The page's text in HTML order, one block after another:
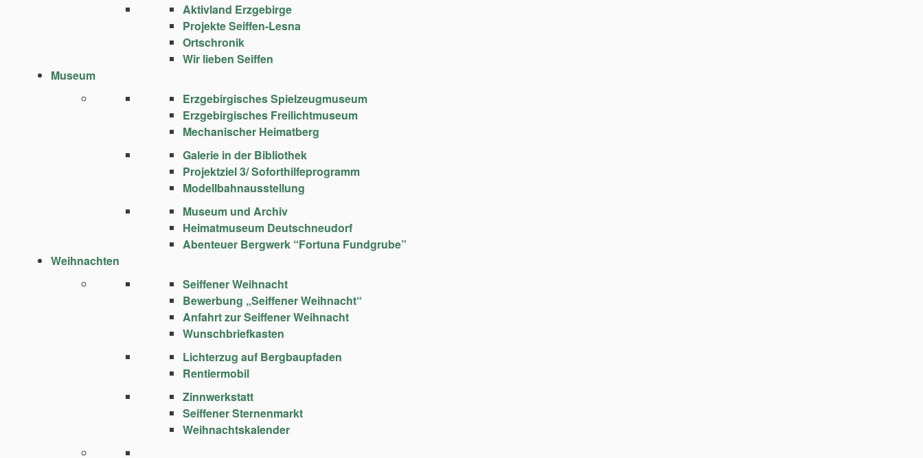
Aktivland Erzgebirge
Projekte Seiffen-Lesna
Ortschronik
Wir lieben Seiffen
Museum
Erzgebirgisches Spielzeugmuseum
Erzgebirgisches Freilichtmuseum
Mechanischer Heimatberg
Galerie in der Bibliothek
Projektziel 3/ Soforthilfeprogramm
Modellbahnausstellung
Museum und Archiv
Heimatmuseum Deutschneudorf
Abenteuer Bergwerk “Fortuna Fundgrube”
Weihnachten
Seiffener Weihnacht
Bewerbung „Seiffener Weihnacht“
Anfahrt zur Seiffener Weihnacht
Wunschbriefkasten
Lichterzug auf Bergbaupfaden
Rentiermobil
Zinnwerkstatt
Seiffener Sternenmarkt
Weihnachtskalender